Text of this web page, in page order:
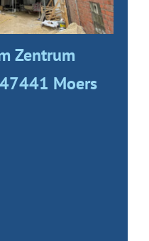
Zentrum
Moers